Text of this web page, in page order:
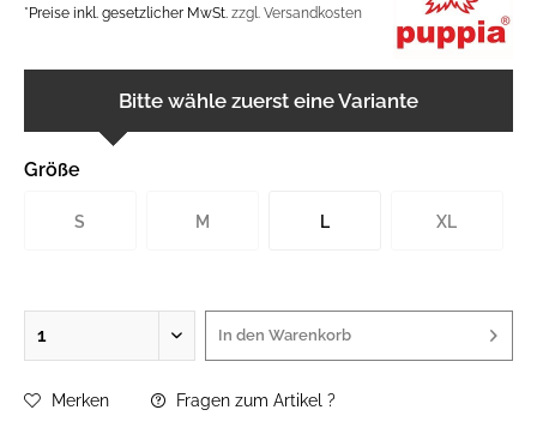
*Preise inkl. gesetzlicher MwSt. zzgl. Versandkosten
Bitte wähle zuerst eine Variante
Größe
S M L XL
In den Warenkorb
Merken Fragen zum Artikel ?